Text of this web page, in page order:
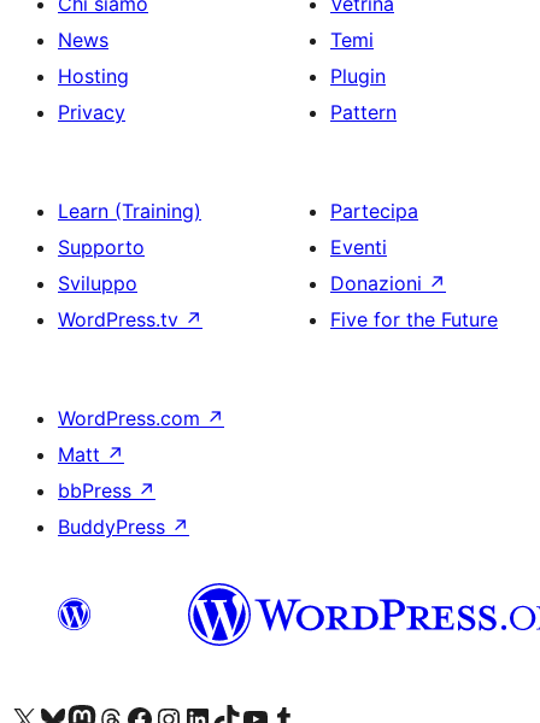
News
Hosting
Privacy
Temi
Plugin
Pattern
Learn (Training)
Supporto
Sviluppo
WordPress.tv ↗
Partecipa
Eventi
Donazioni ↗
Five for the Future
WordPress.com ↗
Matt ↗
bbPress ↗
BuddyPress ↗